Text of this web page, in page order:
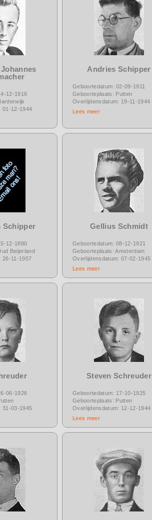
12-1916
01-12-1944
Andries Schipper
Geboortedatum: 02-09-1911
Geboorteplaats: Putten
Overlijdensdatum: 19-11-1944
Lees meer
Schipper
12-1880
Beijerland
26-11-1957
Gellius Schmidt
Geboortedatum: 08-12-1921
Geboorteplaats: Amsterdam
Overlijdensdatum: 07-02-1945
Lees meer
06-1926
31-03-1945
Steven Schreuder
Geboortedatum: 17-10-1925
Geboorteplaats: Putten
Overlijdensdatum: 12-12-1944
Lees meer